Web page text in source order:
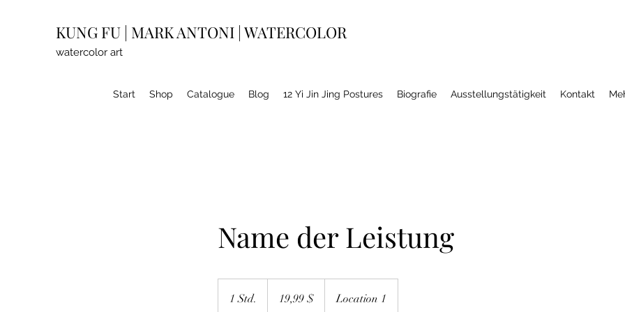
KUNG FU | MARK ANTONI | WATERCOLOR
watercolor art
Start Shop Catalogue Blog 12 Yi Jin Jing Postures Biografie Ausstellungstätigkeit Kontakt
Name der Leistung
1 Std.
Dollar19,99 $ Location 1